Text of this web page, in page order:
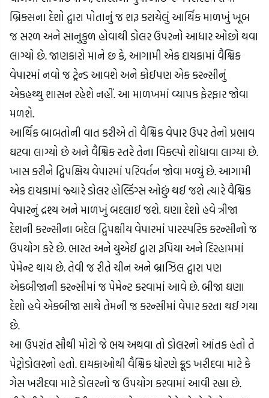
બ્રિક્સના દેશો દ્વારા પોતાનું જ શરૂ કરાયેલું આર્થિક માળખું ખૂબ
જ સરળ અને સાનુકુળ હોવાથી ડોલર ઉપરનો આધાર ઓછો થવા
લાગ્યો છે. જાણકારો માને છ કે, આગામી એક દાયકામાં વૈશ્વિક
વેપારમાં નવો જ ટ્રેન્ડ આવશે અને કોઈપણ એક કરન્સીનું
એકહથ્થુ શાસન રહેશે નહીં. આ માળખમાં વ્યાપક ફેરફાર જોવા
મળશે.
આર્થિક બાબતોની વાત કરીએ તો વૈશ્વિક વેપાર ઉપર તેનો પ્રભાવ
ઘટવા લાગ્યો છે અને વૈશ્વિક સ્તરે તેના વિકલ્પો શોધાવા લાગ્યા છે.
ખાસ કરીને દ્વિપક્ષિય વેપારમાં પરિવર્તન જોવા મળ્યું છે. આગામી
એક દાયકામાં જ્યારે ડોલર હોલ્ડિંગ્સ ઓછું થઈ જશે ત્યારે વૈશ્વિક
વેપારનું દ્રશ્ય અને માળખું બદલાઈ જશે. ઘણા દેશો હવે ત્રીજા
દેશની કરન્સીના બદેલ દ્વિપક્ષીય વેપારમાં પારસ્પરિક કરન્સીનો જ
ઉપયોગ કરે છે. ભારત અને યુએઈ દ્વારા રૂપિયા અને દિરહામમાં
પેમેન્ટ થાય છે. તેવી જ રીતે ચીન અને બ્રાઝિલ દ્વારા પણ
એકબીજાની કરન્સીમાં જ પેમેન્ટ કરવામાં આવે છે. બીજા ઘણા
દેશો હવે એકબીજા સાથે તેમની જ કરન્સીમાં વેપાર કરતા થઈ ગયા
છે.
આ ઉપરાંત સૌથી મોટો જે ભય અથવા તો ડોલરનો આંતક હતો તે
પેટ્રોડોલરનો હતો. દાયકાઓથી વૈશ્વિક ધોરણે ક્રૂડ ખરીદવા માટે કે
ગેસ ખરીદવા માટે ડોલરનો જ ઉપયોગ કરવામાં આવી રહ્યા છે.